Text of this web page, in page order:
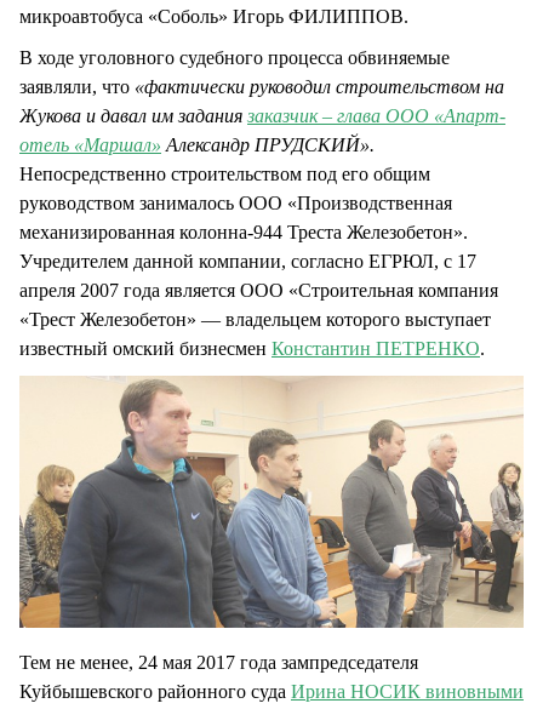
микроавтобуса «Соболь» Игорь ФИЛИППОВ.
В ходе уголовного судебного процесса обвиняемые
заявляли, что «фактически руководил строительством на
Жукова и давал им задания заказчик – глава ООО «Апарт-
отель «Маршал» Александр ПРУДСКИЙ».
Непосредственно строительством под его общим
руководством занималось ООО «Производственная
механизированная колонна-944 Треста Железобетон».
Учредителем данной компании, согласно ЕГРЮЛ, с 17
апреля 2007 года является ООО «Строительная компания
«Трест Железобетон» — владельцем которого выступает
известный омский бизнесмен Константин ПЕТРЕНКО.
Тем не менее, 24 мая 2017 года зампредседателя
Куйбышевского районного суда Ирина НОСИК виновными